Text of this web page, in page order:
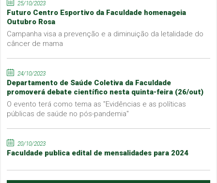
25/10/2023
Futuro Centro Esportivo da Faculdade homenageia
Outubro Rosa
Campanha visa a prevenção e a diminuição da letalidade do
câncer de mama
24/10/2023
Departamento de Saúde Coletiva da Faculdade
promoverá debate científico nesta quinta-feira (26/out)
O evento terá como tema as "Evidências e as políticas
públicas de saúde no pós-pandemia"
20/10/2023
Faculdade publica edital de mensalidades para 2024